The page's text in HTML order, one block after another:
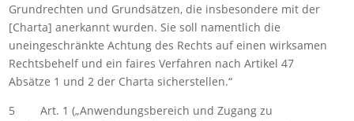
Grundrechten und Grundsätzen, die insbesondere mit der
[Charta] anerkannt wurden. Sie soll namentlich die
uneingeschränkte Achtung des Rechts auf einen wirksamen
Rechtsbehelf und ein faires Verfahren nach Artikel 47
Absätze 1 und 2 der Charta sicherstellen.“
5 Art. 1 („Anwendungsbereich und Zugang zu